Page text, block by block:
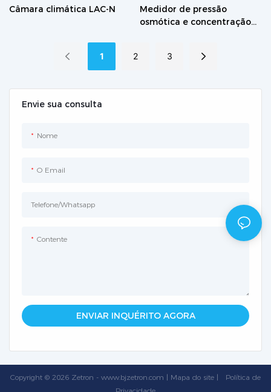
Envie sua consulta
Nome
O Email
Telefone/whatsapp
Contente
ENVIAR INQUÉRITO AGORA
Câmara climática LAC-N
Medidor de pressão
osmótica e concentração
1 2 3
Copyright © 2026 Zetron - www.bjzetron.com | Mapa do site | Política de